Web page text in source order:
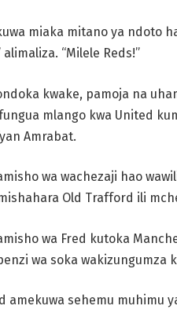
miaka mitano ya ndoto
alimaliza. “Milele Reds!”
kwake, pamoja na
mlango kwa United
Amrabat.
wa wachezaji hao
Old Trafford ili
wa Fred kutoka
wa soka wakizungumza
amekuwa sehemu muhimu